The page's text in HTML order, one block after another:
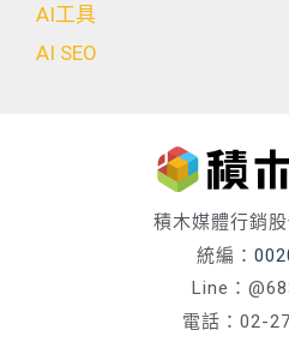
AI工具
AI SEO
積木媒體行銷
統編：
Line：
電話：02-